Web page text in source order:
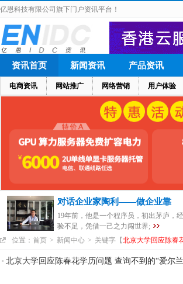
亿恩科技有限公司旗下门户资讯平台！
资讯首页
电商资讯 网站推广 网络营销 用户体验
新闻资讯 产品资讯
对话企业家陶利——做企业靠
19年前，他是一个程序员，初出茅庐，经
验不足，凭借一己之力闯世界;
位置： 首页 > 新闻中心 > 关键字【北京大学回应陈春
北京大学回应陈春花学历问题 查询不到的“爱尔